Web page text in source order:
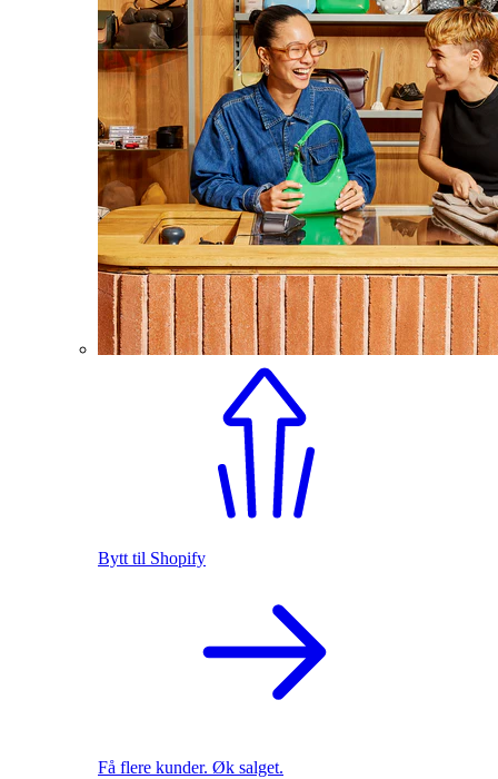
Bytt til Shopify
Få flere kunder. Øk salget.